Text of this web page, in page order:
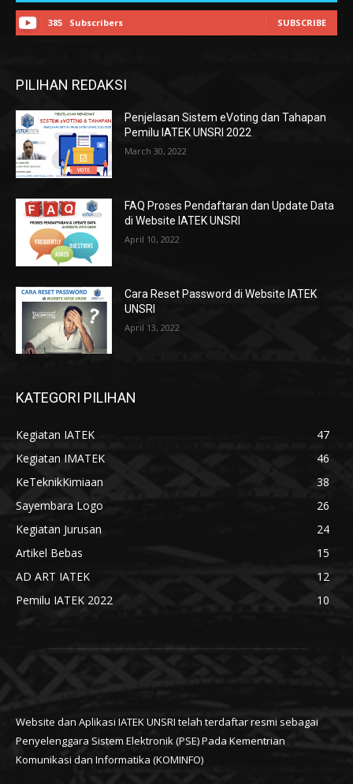
385 Subscribers SUBSCRIBE
PILIHAN REDAKSI
Penjelasan Sistem eVoting dan Tahapan
Pemilu IATEK UNSRI 2022
March 30, 2022
FAQ Proses Pendaftaran dan Update Data
di Website IATEK UNSRI
April 10, 2022
Cara Reset Password di Website IATEK
UNSRI
April 13, 2022
KATEGORI PILIHAN
Kegiatan IATEK
47
Kegiatan IMATEK
46
KeTeknikKimiaan
38
Sayembara Logo
26
Kegiatan Jurusan
24
Artikel Bebas
15
AD ART IATEK
12
Pemilu IATEK 2022
10
Website dan Aplikasi IATEK UNSRI telah terdaftar resmi sebagai
Penyelenggara Sistem Elektronik (PSE) Pada Kementrian
Komunikasi dan Informatika (KOMINFO)